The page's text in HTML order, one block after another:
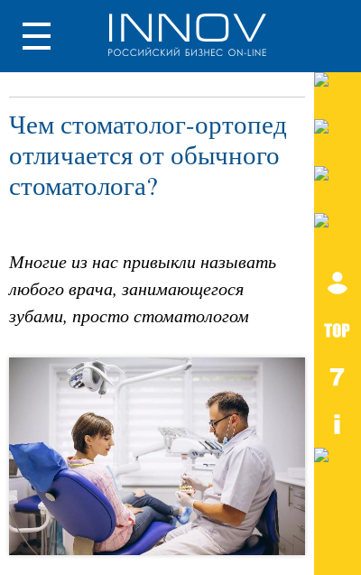
Чем стоматолог-ортопед
отличается от обычного
стоматолога?
Многие из нас привыкли называть
любого врача, занимающегося
зубами, просто стоматологом